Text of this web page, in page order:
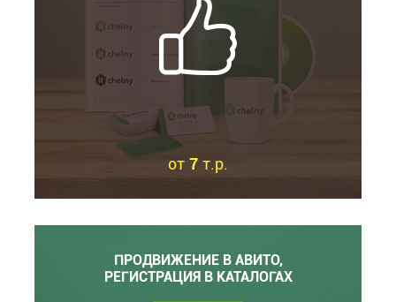
от 7 т.р.
ПРОДВИЖЕНИЕ В АВИТО,
РЕГИСТРАЦИЯ В КАТАЛОГАХ